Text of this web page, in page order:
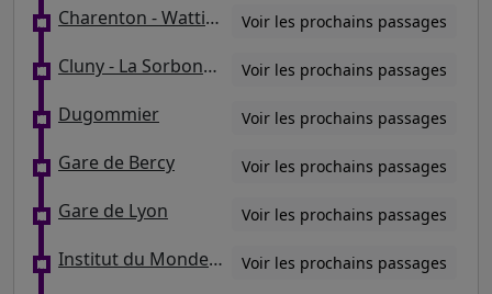
Charenton - Wattignies Voir les prochains passages
Cluny - La Sorbonne Voir les prochains passages
Dugommier Voir les prochains passages
Gare de Bercy Voir les prochains passages
Gare de Lyon Voir les prochains passages
Institut du Monde Arabe / Saint-Germain - Cardinal Lemoine Voir les prochains passages